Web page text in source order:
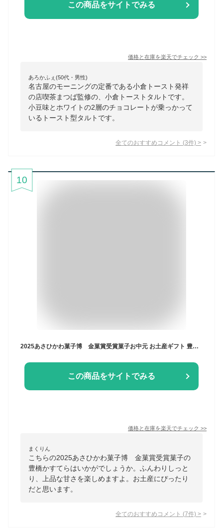
この商品をサイトでみる
価格と在庫を楽天でチェック >>
あろかふぇ(50代・男性)
名古屋のモーニングの定番である小倉トースト発祥
の店喫茶まつば監修の、小倉トーストタルトです。
小豆味とホワイトの2層のチョコレートが乗っかって
いるトースト型タルトです。
全てのおすすめコメント (3件) >
10
2025あさひかわ菓子博 金菓賞受賞菓子お中元 お土産ギフト 豊橋かすてら UZURA うずら卵生産量日本一 愛知県豊橋 カステラ お歳暮 内祝 法事 お土産 引出物 ご当地 敬老の日バレンタインデー ホワイトデー 御中元 夏 御歳暮 御年始 母の日 父の日
この商品をサイトでみる
価格と在庫を楽天でチェック >>
まくりん
こちらの2025あさひかわ菓子博 金菓賞受賞菓子の
豊橋かすてらはいかがでしょうか。ふんわりしっと
り、上品な甘さを楽しめますよ。お土産にぴったり
だと思います。
全てのおすすめコメント (7件) >